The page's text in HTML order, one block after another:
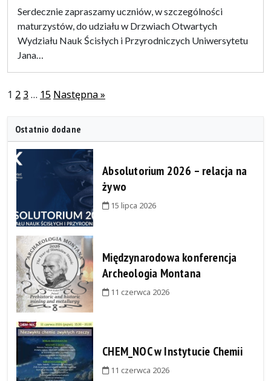
Serdecznie zapraszamy uczniów, w szczególności
maturzystów, do udziału w Drzwiach Otwartych
Wydziału Nauk Ścisłych i Przyrodniczych Uniwersytetu
Jana…
Stronicowanie
1 2 3… 15 Następna »
Ostatnio dodane
Absolutorium 2026 – relacja na
żywo
15 lipca 2026
Międzynarodowa konferencja
Archeologia Montana
11 czerwca 2026
CHEM_NOC w Instytucie Chemii
11 czerwca 2026